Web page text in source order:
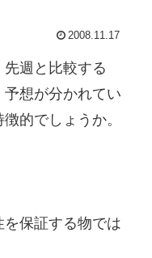
2008.11.17
週と比較する
想が分かれてい
的でしょうか。
保証する物では